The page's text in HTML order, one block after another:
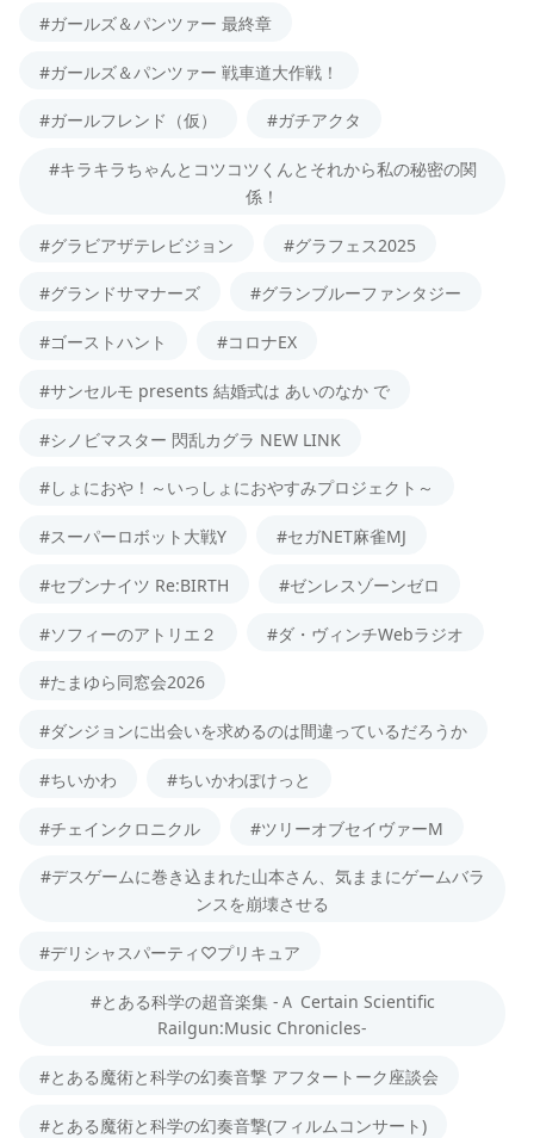
#ガールズ＆パンツァー 最終章
#ガールズ＆パンツァー 戦車道大作戦！
#ガールフレンド（仮） #ガチアクタ
#キラキラちゃんとコツコツくんとそれから私の秘密の関
係！
#グラビアザテレビジョン #グラフェス2025
#グランドサマナーズ #グランブルーファンタジー
#ゴーストハント #コロナEX
#サンセルモ presents 結婚式は あいのなか で
#シノビマスター 閃乱カグラ NEW LINK
#しょにおや！～いっしょにおやすみプロジェクト～
#スーパーロボット大戦Y #セガNET麻雀MJ
#セブンナイツ Re:BIRTH #ゼンレスゾーンゼロ
#ソフィーのアトリエ２ #ダ・ヴィンチWebラジオ
#たまゆら同窓会2026
#ダンジョンに出会いを求めるのは間違っているだろうか
#ちいかわ #ちいかわぽけっと
#チェインクロニクル #ツリーオブセイヴァーM
#デスゲームに巻き込まれた山本さん、気ままにゲームバラ
ンスを崩壊させる
#デリシャスパーティ♡プリキュア
#とある科学の超音楽集 -Ａ Certain Scientific
Railgun:Music Chronicles-
#とある魔術と科学の幻奏音撃 アフタートーク座談会
#とある魔術と科学の幻奏音撃(フィルムコンサート)